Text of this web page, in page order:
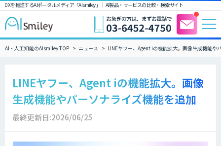
DXを推進するAIポータルメディア「AIsmiley」｜ AI製品・サービスの比較・検索サイト
AI・人工知能のAIsmiley TOP ニュース LINEヤフー、Agent iの機能拡大。画像生成機能や
LINEヤフー、Agent iの機能拡大。画像
生成機能やパーソナライズ機能を追加
最終更新日:2026/06/25